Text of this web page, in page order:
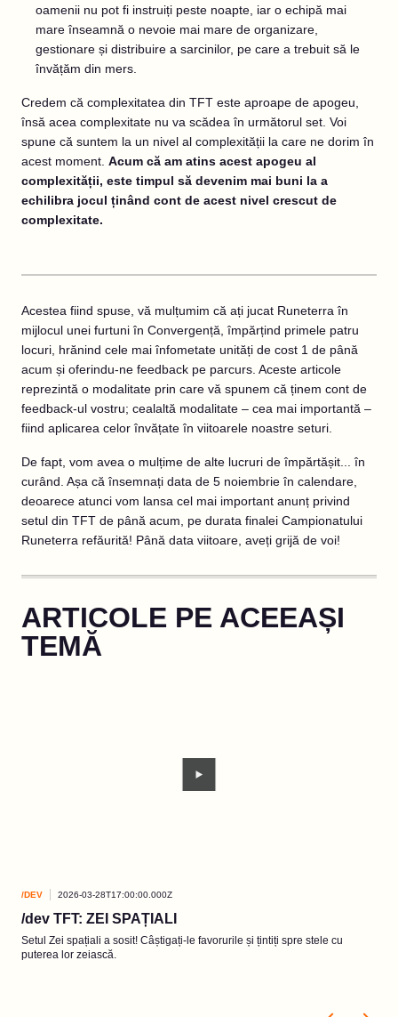
oamenii nu pot fi instruiți peste noapte, iar o echipă mai
mare înseamnă o nevoie mai mare de organizare,
gestionare și distribuire a sarcinilor, pe care a trebuit să le
învățăm din mers.
Credem că complexitatea din TFT este aproape de apogeu,
însă acea complexitate nu va scădea în următorul set. Voi
spune că suntem la un nivel al complexității la care ne dorim în
acest moment. Acum că am atins acest apogeu al
complexității, este timpul să devenim mai buni la a
echilibra jocul ținând cont de acest nivel crescut de
complexitate.
Acestea fiind spuse, vă mulțumim că ați jucat Runeterra în
mijlocul unei furtuni în Convergență, împărțind primele patru
locuri, hrănind cele mai înfometate unități de cost 1 de până
acum și oferindu-ne feedback pe parcurs. Aceste articole
reprezintă o modalitate prin care vă spunem că ținem cont de
feedback-ul vostru; cealaltă modalitate – cea mai importantă –
fiind aplicarea celor învățate în viitoarele noastre seturi.
De fapt, vom avea o mulțime de alte lucruri de împărtășit... în
curând. Așa că însemnați data de 5 noiembrie în calendare,
deoarece atunci vom lansa cel mai important anunț privind
setul din TFT de până acum, pe durata finalei Campionatului
Runeterra refăurită! Până data viitoare, aveți grijă de voi!
ARTICOLE PE ACEEAȘI
TEMĂ
/DEV 2026-03-28T17:00:00.000Z
/dev TFT: ZEI SPAȚIALI
Setul Zei spațiali a sosit! Câștigați-le favorurile și țintiți spre stele cu
puterea lor zeiască.